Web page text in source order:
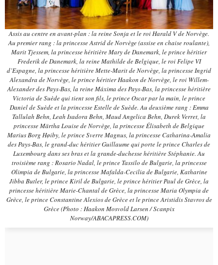
Assis au centre en avant-plan : la reine Sonja et le roi Harald V de Norvège.
Au premier rang : la princesse Astrid de Norvège (assise en chaise roulante),
Marit Tjessem, la princesse héritière Mary de Danemark, le prince héritier
Frederik de Danemark, la reine Mathilde de Belgique, le roi Felipe VI
d’Espagne, la princesse héritière Mette-Marit de Norvège, la princesse Ingrid
Alexandra de Norvège, le prince héritier Haakon de Norvège, le roi Willem-
Alexander des Pays-Bas, la reine Máxima des Pays-Bas, la princesse héritière
Victoria de Suède qui tient son fils, le prince Oscar par la main, le prince
Daniel de Suède et la princesse Estelle de Suède. Au deuxième rang : Emma
Tallulah Behn, Leah Isadora Behn, Maud Angelica Behn, Durek Verret, la
princesse Märtha Louise de Norvège, la princesse Élisabeth de Belgique
Marius Borg Høiby, le prince Sverre Magnus, la princesse Catharina-Amalia
des Pays-Bas, le grand-duc héritier Guillaume qui porte le prince Charles de
Luxembourg dans ses bras et la grande-duchesse héritière Stéphanie. Au
troisième rang : Rosario Nadal, le prince Tassilo de Bulgarie, la princesse
Olimpia de Bulgarie, la princesse Mafalda-Cecilia de Bulgarie, Katharine
Jibba Butler, le prince Kiril de Bulgarie, le prince héritier Paul de Grèce, la
princesse héritière Marie-Chantal de Grèce, la princesse Maria Olympia de
Grèce, le prince Constantine Alexios de Grèce et le prince Aristidis Stavros de
Grèce (Photo : Haakon Mosvold Larsen / Scanpix
Norway/ABACAPRESS.COM)